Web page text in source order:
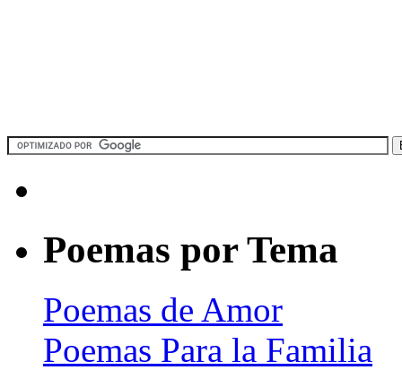
Poemas por Tema
Poemas de Amor
Poemas Para la Familia